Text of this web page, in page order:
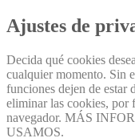
Ajustes de
Decida qué cookies
cualquier momento. Sin
funciones dejen de estar
eliminar las cookies, por
navegador. MÁS
USAMOS.